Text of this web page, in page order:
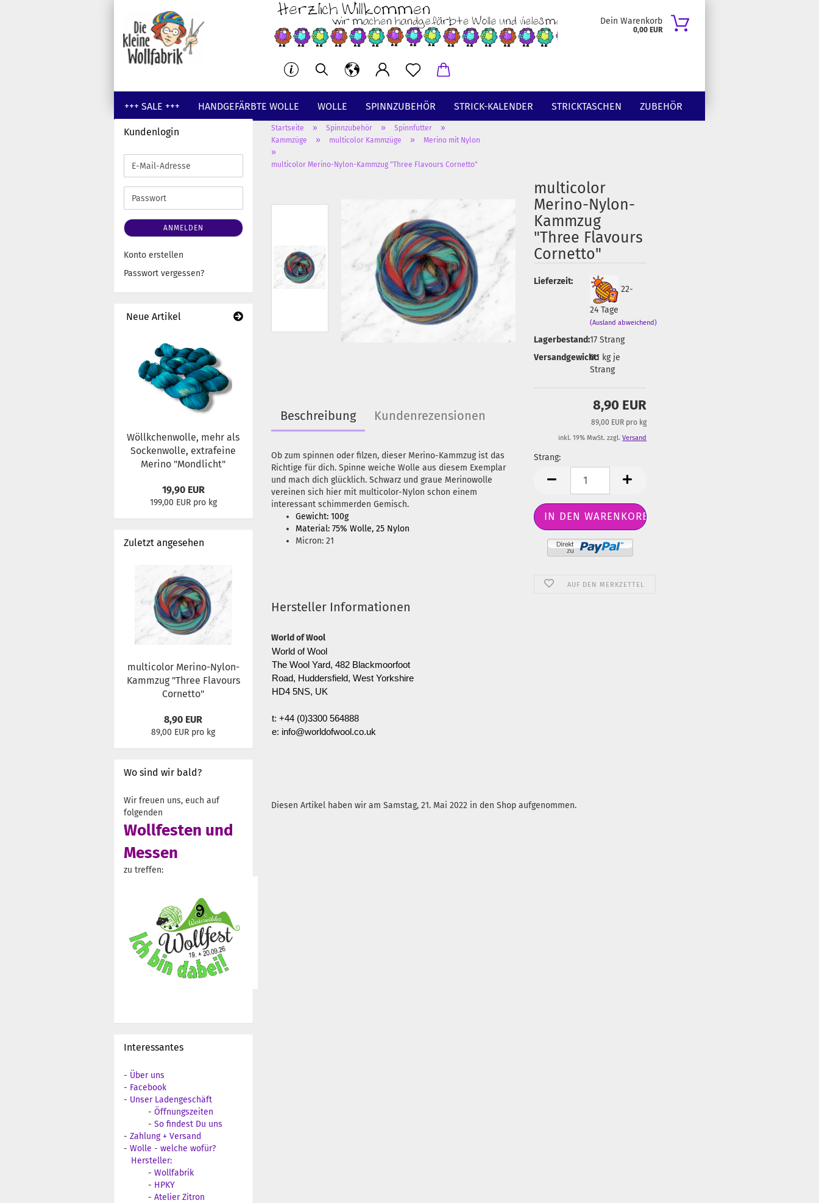
Dein Warenkorb
0,00 EUR
+++ SALE +++ HANDGEFÄRBTE WOLLE WOLLE SPINNZUBEHÖR STRICK-KALENDER STRICKTASCHEN ZUBEHÖR
GUTSCHEINE WOLLE UNGEFÄRBT
Startseite » Spinnzubehör » Spinnfutter »
Kammzüge » multicolor Kammzüge » Merino mit Nylon
»
multicolor Merino-Nylon-Kammzug "Three Flavours Cornetto"
multicolor
Merino-Nylon-
Kammzug
"Three Flavours
Cornetto"
Lieferzeit:
22-
24 Tage
(Ausland abweichend)
Lagerbestand:17 Strang
Versandgewicht:
0.1 kg je
Strang
8,90 EUR
89,00 EUR pro kg
inkl. 19% MwSt. zzgl.Versand
Strang:
Strang
AUF DEN MERKZETTEL
Beschreibung Kundenrezensionen
Ob zum spinnen oder filzen, dieser Merino-Kammzug ist das
Richtige für dich. Spinne weiche Wolle aus diesem Exemplar
und mach dich glücklich. Schwarz und graue Merinowolle
vereinen sich hier mit multicolor-Nylon schon einem
interessant schimmerden Gemisch.
Gewicht: 100g
Material: 75% Wolle, 25 Nylon
Micron: 21
Hersteller Informationen
World of Wool
World of Wool
The Wool Yard, 482 Blackmoorfoot
Road, Huddersfield, West Yorkshire
HD4 5NS, UK
t: +44 (0)3300 564888
e: info@worldofwool.co.uk
Diesen Artikel haben wir am Samstag, 21. Mai 2022 in den Shop aufgenommen.
Kundenlogin
E-
Mail-
Adresse
Passwort
ANMELDEN
Konto erstellen
Passwort vergessen?
Neue Artikel
Wöllkchenwolle, mehr als
Sockenwolle, extrafeine
Merino "Mondlicht"
19,90 EUR
199,00 EUR pro kg
Zuletzt angesehen
multicolor Merino-Nylon-
Kammzug "Three Flavours
Cornetto"
8,90 EUR
89,00 EUR pro kg
Wo sind wir bald?
Wir freuen uns, euch auf
folgenden
Wollfesten und
Messen
zu treffen:
Interessantes
- Über uns
- Facebook
- Unser Ladengeschäft
- Öffnungszeiten
- So findest Du uns
- Zahlung + Versand
- Wolle - welche wofür?
Hersteller:
- Wollfabrik
- HPKY
- Atelier Zitron